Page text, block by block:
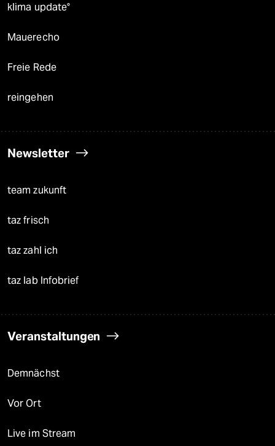
klima update°
Mauerecho
Freie Rede
reingehen
Newsletter
team zukunft
taz frisch
taz zahl ich
taz lab Infobrief
Veranstaltungen
Demnächst
Vor Ort
Live im Stream